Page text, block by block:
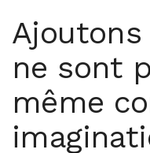
ne sont
même